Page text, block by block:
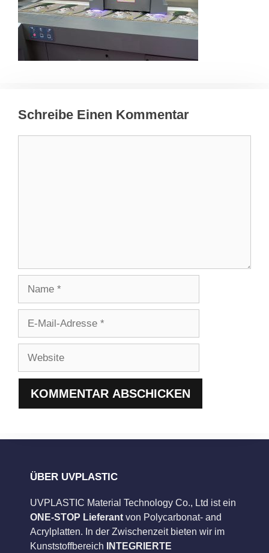
Schreibe Einen Kommentar
Adresse
ÜBER UVPLASTIC
UVPLASTIC Material Technology Co., Ltd ist ein
ONE-STOP Lieferant von Polycarbonat- and
Acrylplatten. In der Zwischenzeit bieten wir im
Kunststoffbereich
INTEGRIERTE